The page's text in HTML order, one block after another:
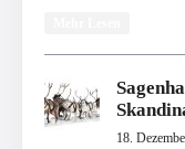
18.